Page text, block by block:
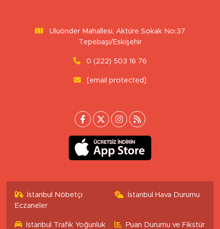
Uluönder Mahallesi, Aktüre Sokak No:37
Tepebaşı/Eskişehir
0 (222) 503 16 76
[email protected]
İstanbul Nöbetçi
Eczaneler
İstanbul Hava Durumu
İstanbul Trafik Yoğunluk
Puan Durumu ve Fikstür